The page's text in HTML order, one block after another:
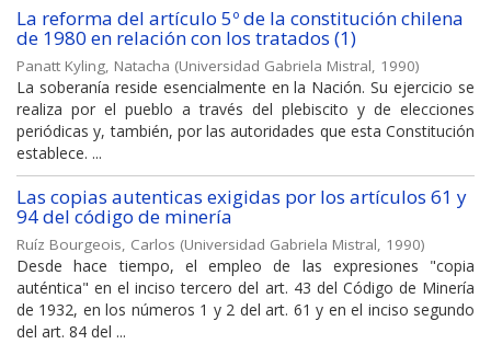
La reforma del artículo 5º de la constitución chilena
de 1980 en relación con los tratados (1)
Panatt Kyling, Natacha (Universidad Gabriela Mistral, 1990)
La soberanía reside esencialmente en la Nación. Su ejercicio se
realiza por el pueblo a través del plebiscito y de elecciones
periódicas y, también, por las autoridades que esta Constitución
establece. ...
Las copias autenticas exigidas por los artículos 61 y
94 del código de minería
Ruíz Bourgeois, Carlos (Universidad Gabriela Mistral, 1990)
Desde hace tiempo, el empleo de las expresiones "copia
auténtica" en el inciso tercero del art. 43 del Código de Minería
de 1932, en los números 1 y 2 del art. 61 y en el inciso segundo
del art. 84 del ...